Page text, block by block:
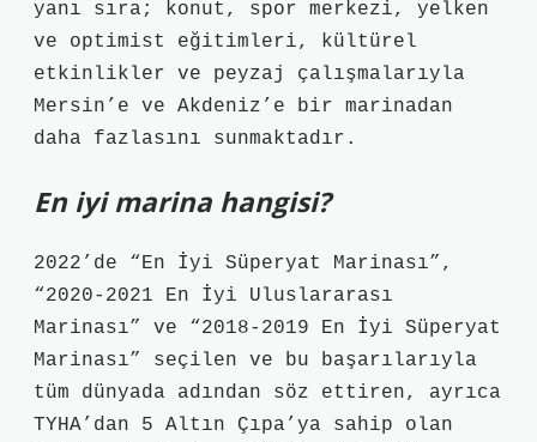
yanı sıra; konut, spor merkezi, yelken
ve optimist eğitimleri, kültürel
etkinlikler ve peyzaj çalışmalarıyla
Mersin’e ve Akdeniz’e bir marinadan
daha fazlasını sunmaktadır.
En iyi marina hangisi?
2022’de “En İyi Süperyat Marinası”,
“2020-2021 En İyi Uluslararası
Marinası” ve “2018-2019 En İyi Süperyat
Marinası” seçilen ve bu başarılarıyla
tüm dünyada adından söz ettiren, ayrıca
TYHA’dan 5 Altın Çıpa’ya sahip olan